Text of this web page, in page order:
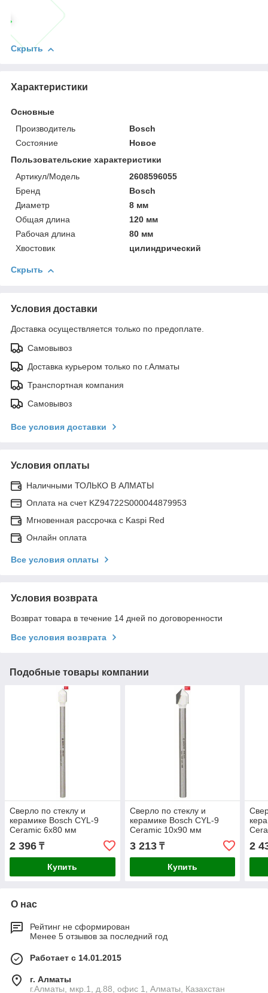
Скрыть
Характеристики
Основные
Производитель
Bosch
Состояние
Новое
Пользовательские характеристики
Артикул/Модель
2608596055
Бренд
Bosch
Диаметр
8 мм
Общая длина
120 мм
Рабочая длина
80 мм
Хвостовик
цилиндрический
Скрыть
Условия доставки
Доставка осуществляется только по предоплате.
Самовывоз
Доставка курьером только по г.Алматы
Транспортная компания
Самовывоз
Все условия доставки
Условия оплаты
Наличными ТОЛЬКО В АЛМАТЫ
Оплата на счет KZ94722S000044879953
Мгновенная рассрочка с Kaspi Red
Онлайн оплата
Все условия оплаты
Условия возврата
Возврат товара в течение 14 дней по договоренности
Все условия возврата
Подобные товары компании
Сверло по стеклу и
керамике Bosch CYL-9
Ceramic 6x80 мм
2 396 ₸
Купить
Сверло по стеклу и
керамике Bosch CYL-9
Ceramic 10x90 мм
3 213₸
Купить
2
О нас
Рейтинг не сформирован
Менее 5 отзывов за последний год
Работает с 14.01.2015
г. Алматы
г.Алматы, мкр.1, д.88, офис 1, Алматы, Казахстан